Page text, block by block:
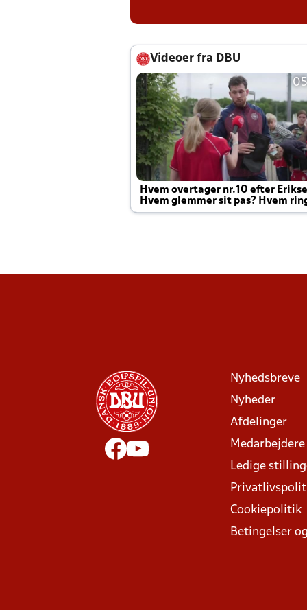
Videoer fra DBU
Hvem overtager nr.10 efter
Hvem glemmer sit pas? Hvem
Joachim altid til efter kampe?
Nyhedsbreve
Nyheder
Afdelinger
Medarbejdere
Ledige
Cookiepolitik
Betingelser